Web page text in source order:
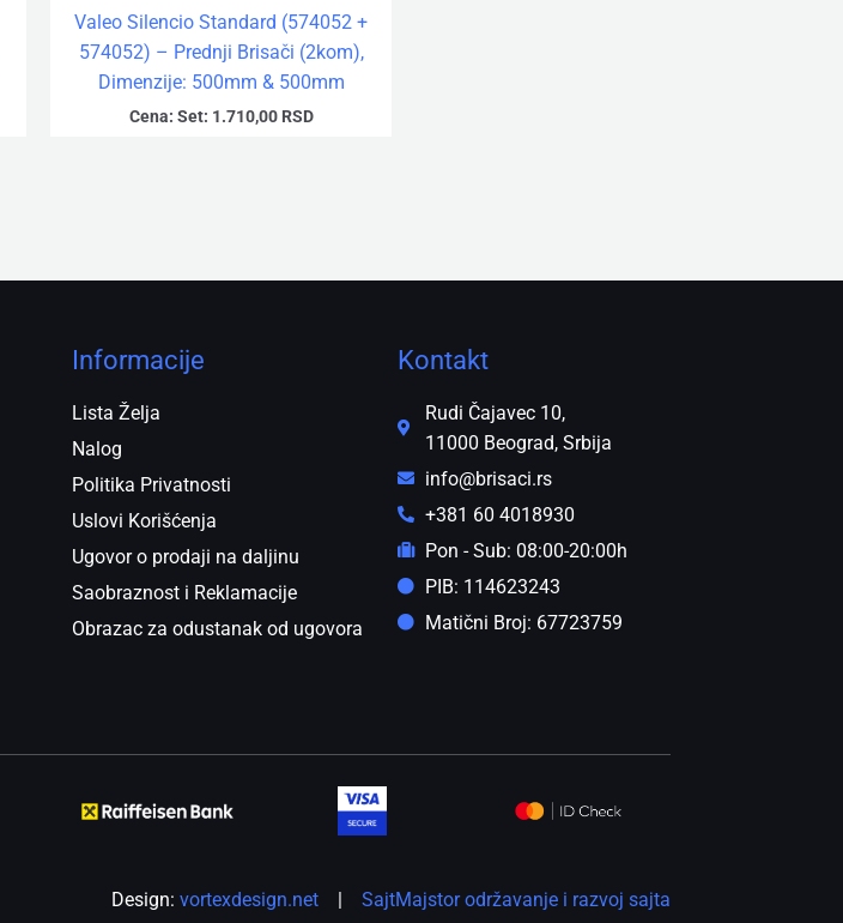
Valeo Silencio Standard (574052 +
574052) – Prednji Brisači (2kom),
Dimenzije: 500mm & 500mm
Cena: Set: 1.710,00 RSD
Informacije
Lista Želja
Nalog
Politika Privatnosti
Uslovi Korišćenja
Ugovor o prodaji na daljinu
Saobraznost i Reklamacije
Obrazac za odustanak od ugovora
Kontakt
Rudi Čajavec 10,
11000 Beograd, Srbija
info@brisaci.rs
+381 60 4018930
Pon - Sub: 08:00-20:00h
PIB: 114623243
Matični Broj: 67723759
Design: vortexdesign.net | SajtMajstor održavanje i razvoj sajta